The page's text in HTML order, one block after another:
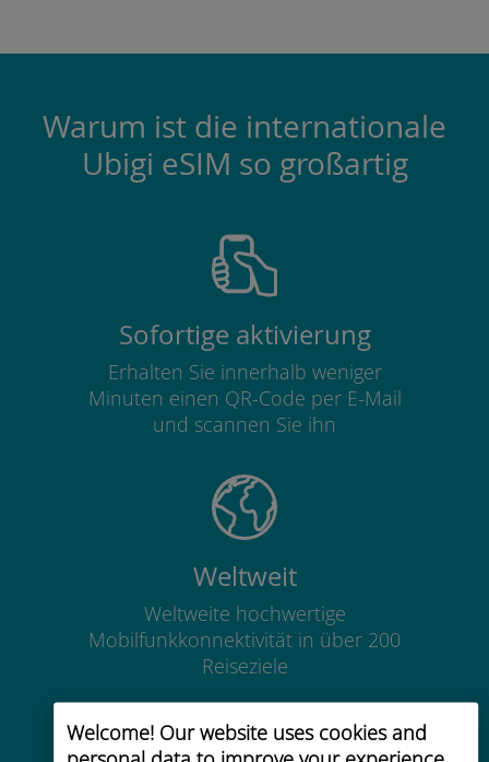
Welcome! Our website uses cookies and
Warum ist die internationale
Ubigi eSIM so großartig
Sofortige aktivierung
Erhalten Sie innerhalb weniger
Minuten einen QR-Code per E-Mail
und scannen Sie ihn
Weltweit
Weltweite hochwertige
Mobilfunkkonnektivität in über 200
Reiseziele